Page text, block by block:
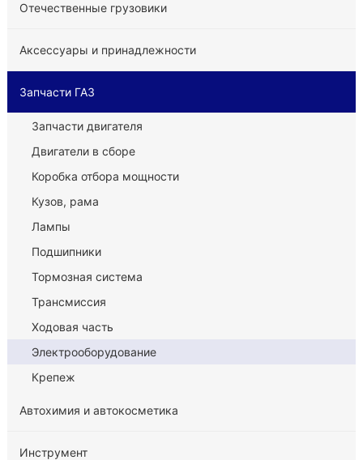
Отечественные грузовики
Аксессуары и принадлежности
Запчасти ГАЗ
Запчасти двигателя
Двигатели в сборе
Коробка отбора мощности
Кузов, рама
Лампы
Подшипники
Тормозная система
Трансмиссия
Ходовая часть
Электрооборудование
Крепеж
Автохимия и автокосметика
Инструмент